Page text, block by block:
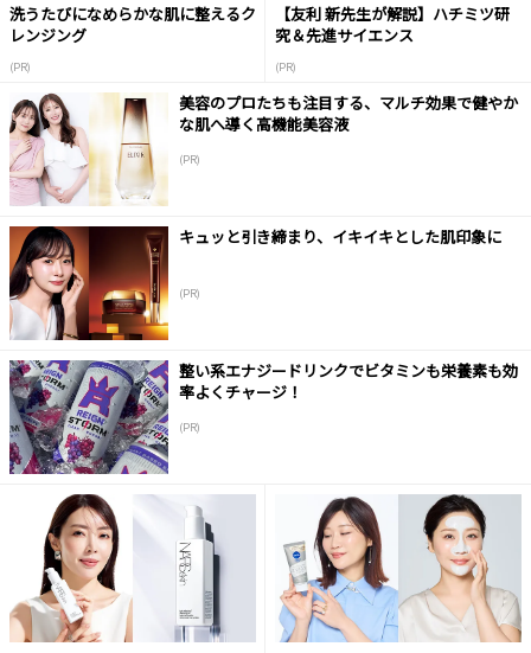
洗うたびになめらかな肌に整えるク
レンジング
(PR)
【友利 新先生が解説】ハチミツ研
究＆先進サイエンス
(PR)
美容のプロたちも注目する、マルチ効果で健やか
な肌へ導く高機能美容液
(PR)
キュッと引き締まり、イキイキとした肌印象に
(PR)
整い系エナジードリンクでビタミンも栄養素も効
率よくチャージ！
(PR)